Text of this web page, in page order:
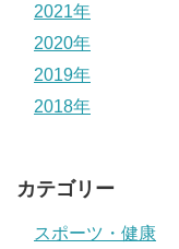
2021年
2020年
2019年
2018年
カテゴリー
スポーツ・健康